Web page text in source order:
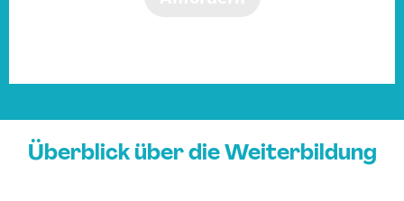
Überblick über die Weiterbildung